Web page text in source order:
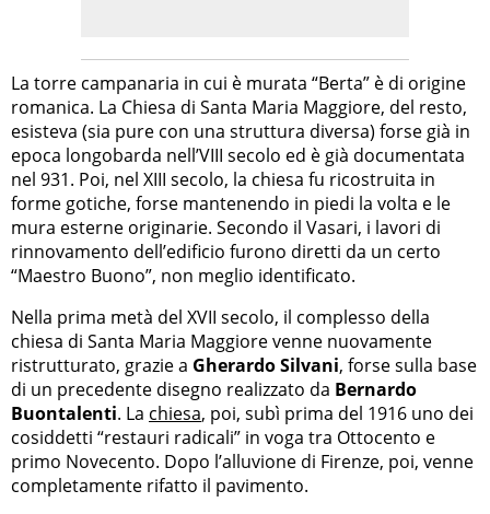
La torre campanaria in cui è murata “Berta” è di origine
romanica. La Chiesa di Santa Maria Maggiore, del resto,
esisteva (sia pure con una struttura diversa) forse già in
epoca longobarda nell’VIII secolo ed è già documentata
nel 931. Poi, nel XIII secolo, la chiesa fu ricostruita in
forme gotiche, forse mantenendo in piedi la volta e le
mura esterne originarie. Secondo il Vasari, i lavori di
rinnovamento dell’edificio furono diretti da un certo
“Maestro Buono”, non meglio identificato.
Nella prima metà del XVII secolo, il complesso della
chiesa di Santa Maria Maggiore venne nuovamente
ristrutturato, grazie a Gherardo Silvani, forse sulla base
di un precedente disegno realizzato da Bernardo
Buontalenti. La chiesa, poi, subì prima del 1916 uno dei
cosiddetti “restauri radicali” in voga tra Ottocento e
primo Novecento. Dopo l’alluvione di Firenze, poi, venne
completamente rifatto il pavimento.